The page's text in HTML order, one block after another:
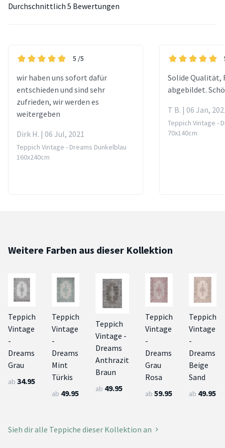
Durchschnittlich 5 Bewertungen
5 /5
wir haben uns sofort dafür
entschieden und sind sehr
zufrieden, wir werden es
weitergeben
Dirk H. | 06 Jul, 2021
Teppich Vintage - Dreams Dunkelblau
160x240cm
Solide Qualität,
abgebildet.
T B. | 06 Jan,
Teppich Vintage -
70x140cm
Weitere Farben aus dieser Kollektion
Teppich
Vintage
-
Dreams
Grau
ab 34.95
Teppich
Vintage
-
Dreams
Mint
Türkis
ab 49.95
Teppich
Vintage -
Dreams
Anthrazit
Braun
ab 49.95
Teppich
Vintage
-
Dreams
Grau
Rosa
ab 59.95
Teppich
Vintage
-
Dreams
Beige
Sand
ab 49.95
Sieh dir alle Teppiche dieser Kollektion an